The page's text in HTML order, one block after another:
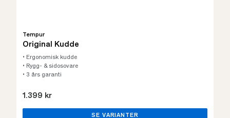
Tempur
Original Kudde
• Ergonomisk kudde
• Rygg- & sidosovare
• 3 års garanti
1.399 kr
SE VARIANTER